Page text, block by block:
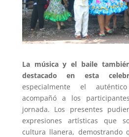
La música y el baile
destacado en esta
especialmente el
acompañó a los
jornada. Los presentes
expresiones artísticas que
cultura llanera, demostrando